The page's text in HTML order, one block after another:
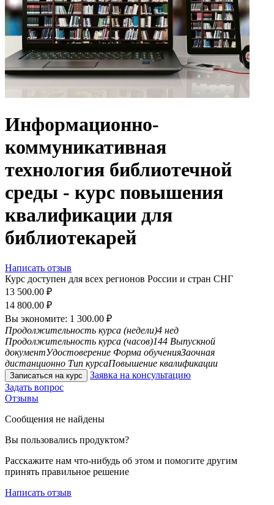
Информационно-
коммуникативная
технология библиотечной
среды - курс повышения
квалификации для
библиотекарей
Написать отзыв
Курс доступен для всех регионов России и стран СНГ
13 500.00 ₽
14 800.00 ₽
Вы экономите: 1 300.00 ₽
Продолжительность курса (недели)4 нед
Продолжительность курса (часов)144 Выпускной
документУдостоверение Форма обученияЗаочная
дистанционно Тип курсаПовышение квалификации
Записаться на курс
Заявка на консультацию
Задать вопрос
Отзывы
Сообщения не найдены
Вы пользовались продуктом?
Расскажите нам что-нибудь об этом и помогите другим
принять правильное решение
Написать отзыв